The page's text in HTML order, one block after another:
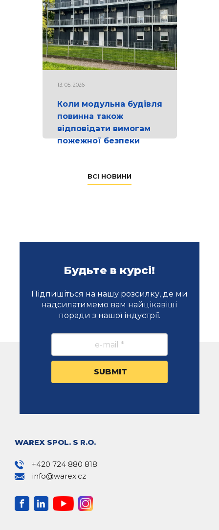
13. 05. 2026
Коли модульна будівля
повинна також
відповідати вимогам
пожежної безпеки
ВСІ НОВИНИ
Будьте в курсі!
Підпишіться на нашу розсилку, де ми
надсилатимемо вам найцікавіші
поради з нашої індустрії.
WAREX SPOL. S R.O.
+420 724 880 818
info@warex.cz